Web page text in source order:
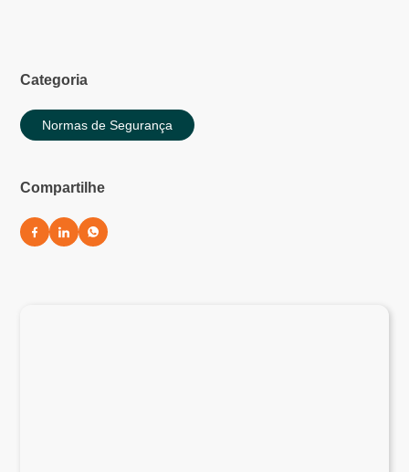
Categoria
Normas de Segurança
Compartilhe